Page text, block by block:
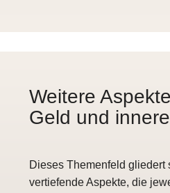
Weitere
Geld und
Dieses Themenfeld gliedert
vertiefende Aspekte, die